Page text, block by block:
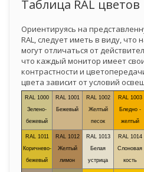
Таблица RAL цветов
Ориентируясь на
RAL, следует иметь в виду,
могут отличаться от
что каждый монитор имеет
контрастности и
цвета зависит от условий
RAL 1000
Зелено-
бежевый
RAL 1001
Бежевый
RAL 1002
Желтый
песок
RAL 1003
Бледно -
желтый
RAL 1011
Коричнево-
бежевый
RAL 1012
Желтый
лимон
RAL 1013
Белая
устрица
RAL 1014
Слоновая
кость